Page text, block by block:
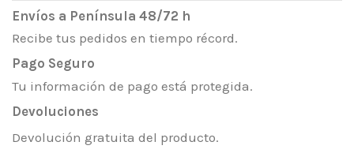
Envíos a Península 48/72 h
Recibe tus pedidos en tiempo récord.
Pago Seguro
Tu información de pago está protegida.
Devoluciones
Devolución gratuita del producto.